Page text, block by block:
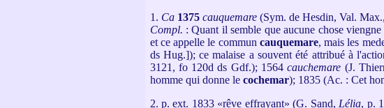
1. Ca 1375 cauquemare(Sym. de Hesdin, Val.
Compl. : Quant il semble que aucune chose
et ce appelle le commun cauquemare, mais les
ds Hug.]); ce malaise a souvent été attribué à
3121, fo 120d ds Gdf.); 1564cauchemare (J.
homme qui donne le cochemar); 1835 (Ac. : Cet
2. p. ext. 1833 «rêve effrayant» (G. Sand, Lélia, p.